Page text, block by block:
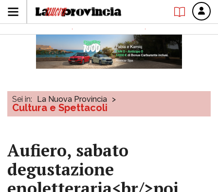
Sei in: La Nuova Provincia >
Cultura e Spettacoli
Aufiero, sabato
degustazione